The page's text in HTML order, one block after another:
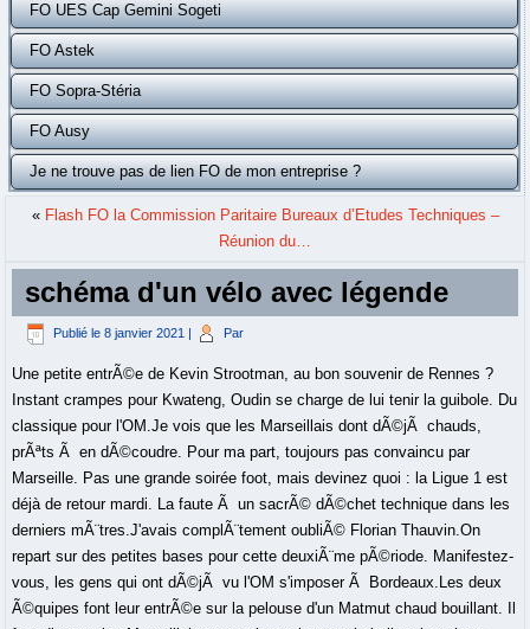
FO UES Cap Gemini Sogeti
FO Astek
FO Sopra-Stéria
FO Ausy
Je ne trouve pas de lien FO de mon entreprise ?
« Flash FO la Commission Paritaire Bureaux d’Etudes Techniques –
Réunion du…
schéma d'un vélo avec légende
Publié le 8 janvier 2021 Par
Une petite entrÃ©e de Kevin Strootman, au bon souvenir de Rennes ?
Instant crampes pour Kwateng, Oudin se charge de lui tenir la guibole. Du
classique pour l'OM.Je vois que les Marseillais dont dÃ©jÃ chauds,
prÃªts Ã en dÃ©coudre. Pour ma part, toujours pas convaincu par
Marseille. Pas une grande soirée foot, mais devinez quoi : la Ligue 1 est
déjà de retour mardi. La faute Ã un sacrÃ© dÃ©chet technique dans les
derniers mÃ¨tres.J'avais complÃ¨tement oubliÃ© Florian Thauvin.On
repart sur des petites bases pour cette deuxiÃ¨me pÃ©riode. Manifestez-
vous, les gens qui ont dÃ©jÃ vu l'OM s'imposer Ã Bordeaux.Les deux
Ã©quipes font leur entrÃ©e sur la pelouse d'un Matmut chaud bouillant. Il